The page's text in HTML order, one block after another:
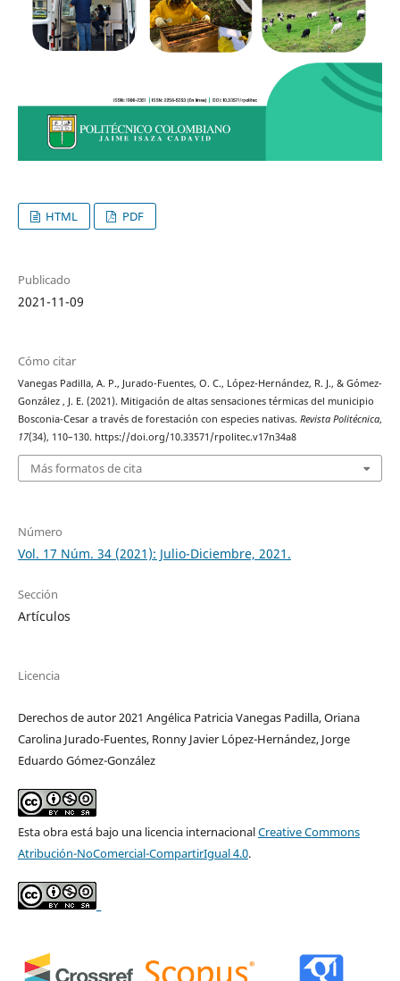
HTML PDF
Publicado
2021-11-09
Cómo citar
Vanegas Padilla, A. P., Jurado-Fuentes, O. C., López-Hernández, R. J., & Gómez-
González , J. E. (2021). Mitigación de altas sensaciones térmicas del municipio
Bosconia-Cesar a través de forestación con especies nativas. Revista Politécnica,
17(34), 110–130. https://doi.org/10.33571/rpolitec.v17n34a8
Más formatos de cita
Número
Vol. 17 Núm. 34 (2021): Julio-Diciembre, 2021.
Sección
Artículos
Licencia
Derechos de autor 2021 Angélica Patricia Vanegas Padilla, Oriana
Carolina Jurado-Fuentes, Ronny Javier López-Hernández, Jorge
Eduardo Gómez-González
Esta obra está bajo una licencia internacionalCreative Commons
Atribución-NoComercial-CompartirIgual 4.0.
_